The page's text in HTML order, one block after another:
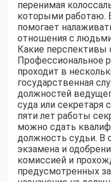
перенимая
которыми работаю.
помогает
отношения с
Какие перспективы
Профессиональное
проходит в
государственная
должностей
суда или секретаря
пяти лет работы
можно сдать
должность судьи. В
экзамена и
комиссией и
предусмотренных